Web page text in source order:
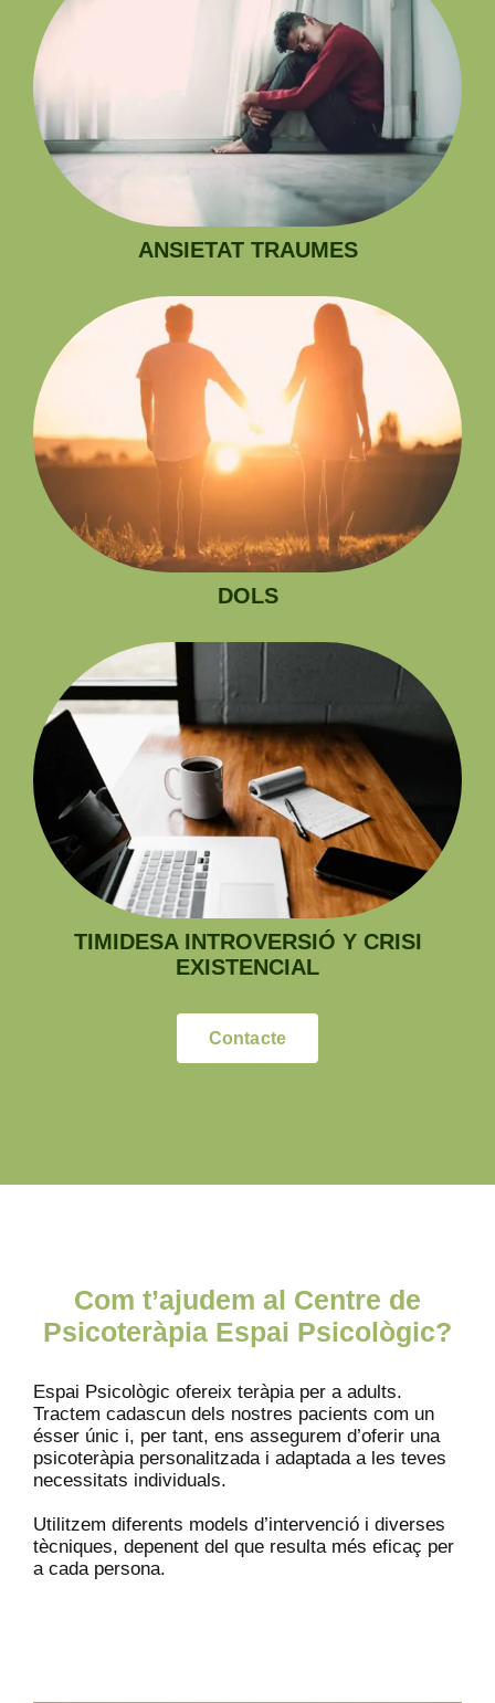
ANSIETAT TRAUMES
DOLS
TIMIDESA INTROVERSIÓ Y CRISI
EXISTENCIAL
Contacte
Com t’ajudem al Centre de
Psicoteràpia Espai Psicològic?
Espai Psicològic ofereix teràpia per a adults.
Tractem cadascun dels nostres pacients com un
ésser únic i, per tant, ens assegurem d’oferir una
psicoteràpia personalitzada i adaptada a les teves
necessitats individuals.
Utilitzem diferents models d’intervenció i diverses
tècniques, depenent del que resulta més eficaç per
a cada persona.